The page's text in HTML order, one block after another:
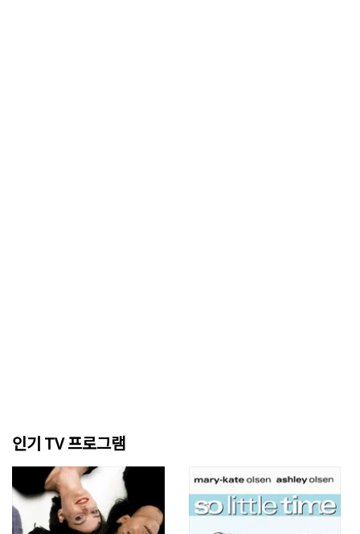
인기 TV 프로그램